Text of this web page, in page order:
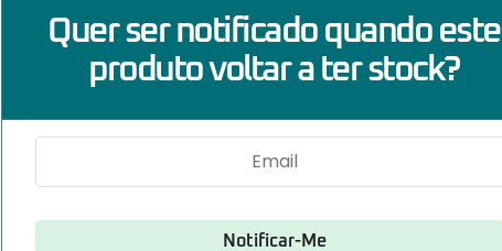
Quer ser notificado quando este
produto voltar a ter stock?